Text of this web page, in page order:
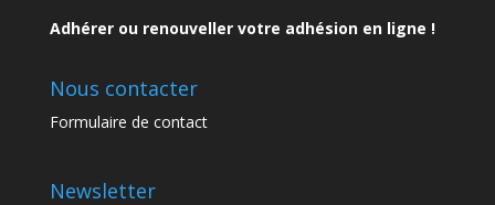
Adhérer ou renouveller votre adhésion en ligne !
Nous contacter
Formulaire de contact
Newsletter